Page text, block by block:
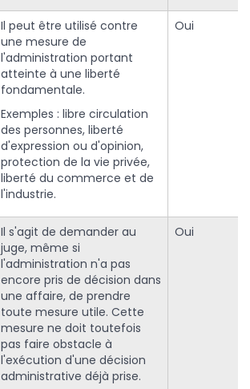
Il peut être utilisé contre
une mesure de
l'administration portant
atteinte à une liberté
fondamentale.
Exemples : libre circulation
des personnes, liberté
d'expression ou d'opinion,
protection de la vie privée,
liberté du commerce et de
l'industrie.
Oui
Il s'agit de demander au
juge, même si
l'administration n'a pas
encore pris de décision dans
une affaire, de prendre
toute mesure utile. Cette
mesure ne doit toutefois
pas faire obstacle à
l'exécution d'une décision
administrative déjà prise.
Oui